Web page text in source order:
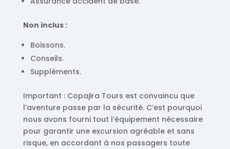
Non inclus :
Boissons.
Conseils.
Suppléments.
Important : Copajira Tours est convaincu que
l’aventure passe par la sécurité. C’est pourquoi
nous avons fourni tout l’équipement nécessaire
pour garantir une excursion agréable et sans
risque, en accordant à nos passagers toute